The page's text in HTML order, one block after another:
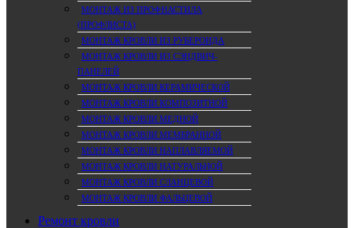
МОНТАЖ ИЗ ПРОФНАСТИЛА
(ПРОФЛИСТА)
МОНТАЖ КРОВЛИ ИЗ РУБЕРОИДА
МОНТАЖ КРОВЛИ ИЗ СЭНДВИЧ-
ПАНЕЛЕЙ
МОНТАЖ КРОВЛИ КЕРАМИЧЕСКОЙ
МОНТАЖ КРОВЛИ КОМПОЗИТНОЙ
МОНТАЖ КРОВЛИ МЕДНОЙ
МОНТАЖ КРОВЛИ МЕМБРАННОЙ
МОНТАЖ КРОВЛИ НАПЛАВЛЯЕМОЙ
МОНТАЖ КРОВЛИ НАТУРАЛЬНОЙ
МОНТАЖ КРОВЛИ СЛАНЦЕВОЙ
МОНТАЖ КРОВЛИ ФАЛЬЦЕВОЙ
Ремонт кровли